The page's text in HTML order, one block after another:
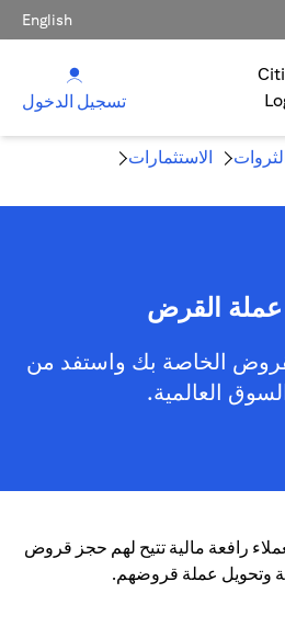
English
تسجيل الدخول
الاستثمارات
عملة القرض
الخاصة بك واستفد من
العالمية.
رافعة مالية تتيح لهم حجز قروض
وتحويل عملة قروضهم.